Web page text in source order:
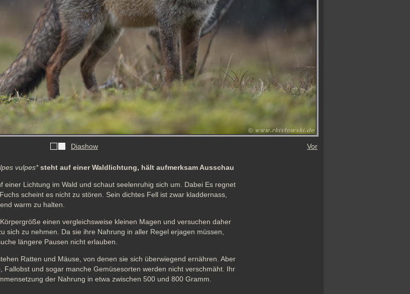
Diashow Vor
vulpes*steht auf einer Waldlichtung, hält aufmerksam Ausschau
einer Lichtung im Wald und schaut seelenruhig sich um. Dabei Es regnet
scheint es nicht zu stören. Sein dichtes Fell ist zwar kladdernass,
warm zu halten.
einen vergleichsweise kleinen Magen und versuchen daher
sich zu nehmen. Da sie ihre Nahrung in aller Regel erjagen müssen,
längere Pausen nicht erlauben.
Ratten und Mäuse, von denen sie sich überwiegend ernähren. Aber
Fallobst und sogar manche Gemüsesorten werden nicht verschmäht. Ihr
der Nahrung in etwa zwischen 500 und 800 Gramm.